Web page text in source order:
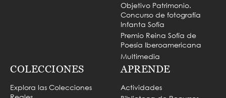
Objetivo Patrimonio.
Concurso de fotografía
Infanta Sofía
Premio Reina Sofía de
Poesía Iberoamericana
Multimedia
COLECCIONES
Explora las Colecciones
APRENDE
Actividades